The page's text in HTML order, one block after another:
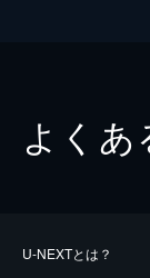
よくあ
U-NEXTとは？